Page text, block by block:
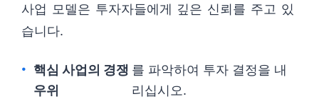
사업 모델은 투자자들에게 깊은 신뢰를 주고 있
습니다.
핵심 사업의 경쟁
우위
를 파악하여 투자 결정을 내
리십시오.